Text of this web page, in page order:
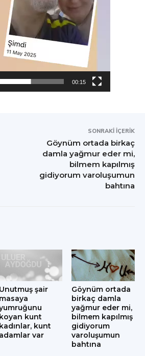
00:15
SONRAKI İÇERIK
Göynüm ortada birkaç
damla yağmur eder mi,
bilmem kapılmış
gidiyorum varoluşumun
bahtına
Unutmuş şair
masaya
koyan kunt
kadınlar, kunt
adamlar var
Göynüm ortada
birkaç damla
yağmur eder mi,
bilmem kapılmış
gidiyorum
varoluşumun
bahtına